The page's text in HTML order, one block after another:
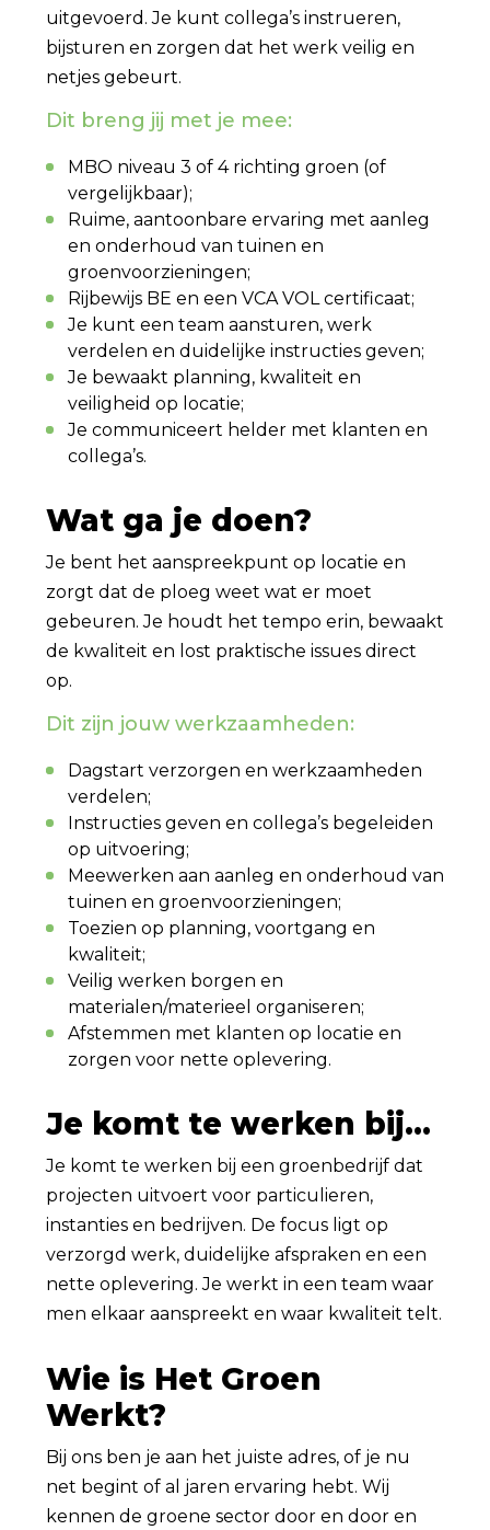
uitgevoerd. Je kunt collega’s instrueren,
bijsturen en zorgen dat het werk veilig en
netjes gebeurt.
Dit breng jij met je mee:
MBO niveau 3 of 4 richting groen (of
vergelijkbaar);
Ruime, aantoonbare ervaring met aanleg
en onderhoud van tuinen en
groenvoorzieningen;
Rijbewijs BE en een VCA VOL certificaat;
Je kunt een team aansturen, werk
verdelen en duidelijke instructies geven;
Je bewaakt planning, kwaliteit en
veiligheid op locatie;
Je communiceert helder met klanten en
collega’s.
Wat ga je doen?
Je bent het aanspreekpunt op locatie en
zorgt dat de ploeg weet wat er moet
gebeuren. Je houdt het tempo erin, bewaakt
de kwaliteit en lost praktische issues direct
op.
Dit zijn jouw werkzaamheden:
Dagstart verzorgen en werkzaamheden
verdelen;
Instructies geven en collega’s begeleiden
op uitvoering;
Meewerken aan aanleg en onderhoud van
tuinen en groenvoorzieningen;
Toezien op planning, voortgang en
kwaliteit;
Veilig werken borgen en
materialen/materieel organiseren;
Afstemmen met klanten op locatie en
zorgen voor nette oplevering.
Je komt te werken bij...
Je komt te werken bij een groenbedrijf dat
projecten uitvoert voor particulieren,
instanties en bedrijven. De focus ligt op
verzorgd werk, duidelijke afspraken en een
nette oplevering. Je werkt in een team waar
men elkaar aanspreekt en waar kwaliteit telt.
Wie is Het Groen
Werkt?
Bij ons ben je aan het juiste adres, of je nu
net begint of al jaren ervaring hebt. Wij
kennen de groene sector door en door en